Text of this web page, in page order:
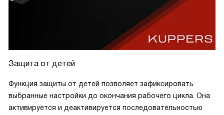
Защита от детей
Функция защиты от детей позволяет зафиксировать
выбранные настройки до окончания рабочего цикла. Она
активируется и деактивируется последовательностью